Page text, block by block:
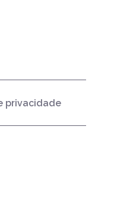
privacidade